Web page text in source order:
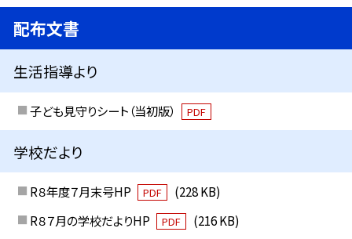
配布文書
生活指導より
子ども見守りシート（当初版） PDF
学校だより
R８年度７月末号HP PDF
(228 KB)
R８７月の学校だよりHP
PDF
(216 KB)